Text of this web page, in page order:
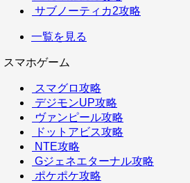
サブノーティカ2攻略
一覧を見る
スマホゲーム
スマグロ攻略
デジモンUP攻略
ヴァンピール攻略
ドットアビス攻略
NTE攻略
Gジェネエターナル攻略
ポケポケ攻略